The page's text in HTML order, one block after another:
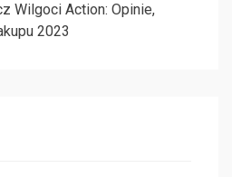
Wilgoci Action: Opinie,
2023